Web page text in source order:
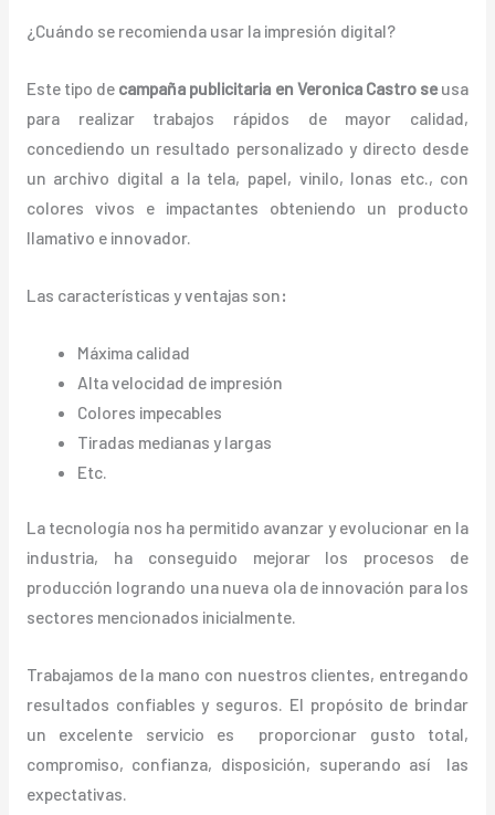
¿Cuándo se recomienda usar la impresión digital?
Este tipo de campaña publicitaria en Veronica Castro seusa
para realizar trabajos rápidos de mayor calidad,
concediendo un resultado personalizado y directo desde
un archivo digital a la tela, papel, vinilo, lonas etc., con
colores vivos e impactantes obteniendo un producto
llamativo e innovador.
Las características y ventajas son:
Máxima calidad
Alta velocidad de impresión
Colores impecables
Tiradas medianas y largas
Etc.
La tecnología nos ha permitido avanzar y evolucionar en la
industria, ha conseguido mejorar los procesos de
producción logrando una nueva ola de innovación para los
sectores mencionados inicialmente.
Trabajamos de la mano con nuestros clientes, entregando
resultados confiables y seguros. El propósito de brindar
un excelente servicio es proporcionar gusto total,
compromiso, confianza, disposición, superando así las
expectativas.